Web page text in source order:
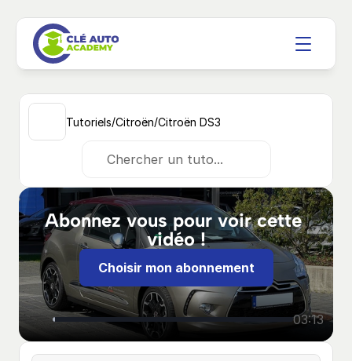
Tutoriels/Citroën/Citroën DS3
Chercher un tuto...
Choisir mon abonnement
Abonnez vous pour voir cette
vidéo !
03:13